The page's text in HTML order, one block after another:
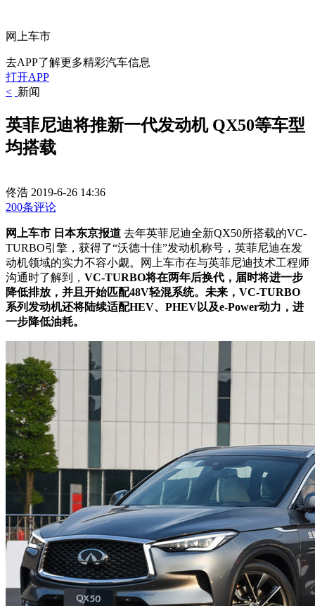
网上车市
去APP了解更多精彩汽车信息
打开APP
< 新闻
英菲尼迪将推新一代发动机 QX50等车型
均搭载
佟浩 2019-6-26 14:36
200条评论
网上车市 日本东京报道 去年英菲尼迪全新QX50所搭载的VC-
TURBO引擎，获得了“沃德十佳”发动机称号，英菲尼迪在发
动机领域的实力不容小觑。网上车市在与英菲尼迪技术工程师
沟通时了解到， VC-TURBO将在两年后换代，届时将进一步
降低排放，并且开始匹配48V轻混系统。未来，VC-TURBO
系列发动机还将陆续适配HEV、PHEV以及e-Power动力，进
一步降低油耗。